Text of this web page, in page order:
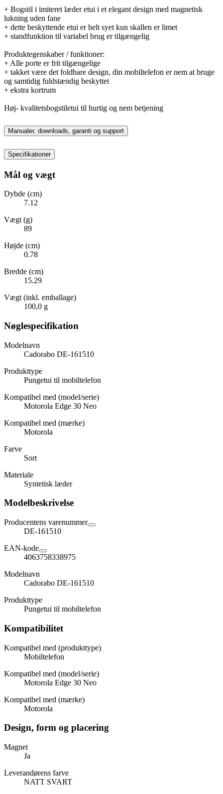
+ Bogstil i imiteret læder etui i et elegant design med magnetisk
lukning uden fane
+ dette beskyttende etui er helt syet kun skallen er limet
+ standfunktion til variabel brug er tilgængelig
Produktegenskaber / funktioner:
+ Alle porte er frit tilgængelige
+ takket være det foldbare design, din mobiltelefon er nem at bruge
og samtidig fuldstændig beskyttet
+ ekstra kortrum
Høj- kvalitetsbogstiletui til hurtig og nem betjening
Manualer, downloads, garanti og support
Specifikationer
Mål og vægt
Dybde (cm)
7.12
Vægt (g)
89
Højde (cm)
0.78
Bredde (cm)
15.29
Vægt (inkl. emballage)
100,0 g
Nøglespecifikation
Modelnavn
Cadorabo DE-161510
Produkttype
Pungetui til mobiltelefon
Kompatibel med (model/serie)
Motorola Edge 30 Neo
Kompatibel med (mærke)
Motorola
Farve
Sort
Materiale
Syntetisk læder
Modelbeskrivelse
Producentens varenummer
DE-161510
EAN-kode
4063758338975
Modelnavn
Cadorabo DE-161510
Produkttype
Pungetui til mobiltelefon
Kompatibilitet
Kompatibel med (produkttype)
Mobiltelefon
Kompatibel med (model/serie)
Motorola Edge 30 Neo
Kompatibel med (mærke)
Motorola
Design, form og placering
Magnet
Ja
Leverandørens farve
NATT SVART